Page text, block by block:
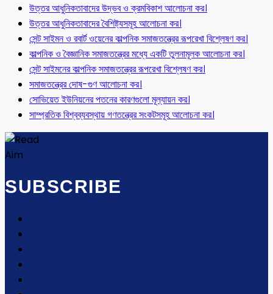
উত্তর আধুনিকতাবাদের উদ্ভব ও ক্রমবিকাশ আলোচনা কর।
উত্তর আধুনিকতাবাদের বৈশিষ্ট্যসমূহ আলোচনা কর।
সেন্ট সাইমন ও রবার্ট ওয়েনের কাল্পনিক সমাজতন্ত্রের রূপরেখা বিশ্লেষণ কর।
কাল্পনিক ও বৈজ্ঞানিক সমাজতন্ত্রের মধ্যে একটি তুলনামূলক আলোচনা কর।
সেন্ট সাইমনের কাল্পনিক সমাজতন্ত্রের রূপরেখা বিশ্লেষণ কর।
সমাজতন্ত্রের দোষ-গুণ আলোচনা কর।
সোভিয়েত ইউনিয়নের পতনের কারণগুলো মূল্যায়ন কর।
সাম্প্রতিক বিশ্বব্যবস্থায় গণতন্ত্রের সংকটসমূহ আলোচনা কর।
SUBSCRIBE